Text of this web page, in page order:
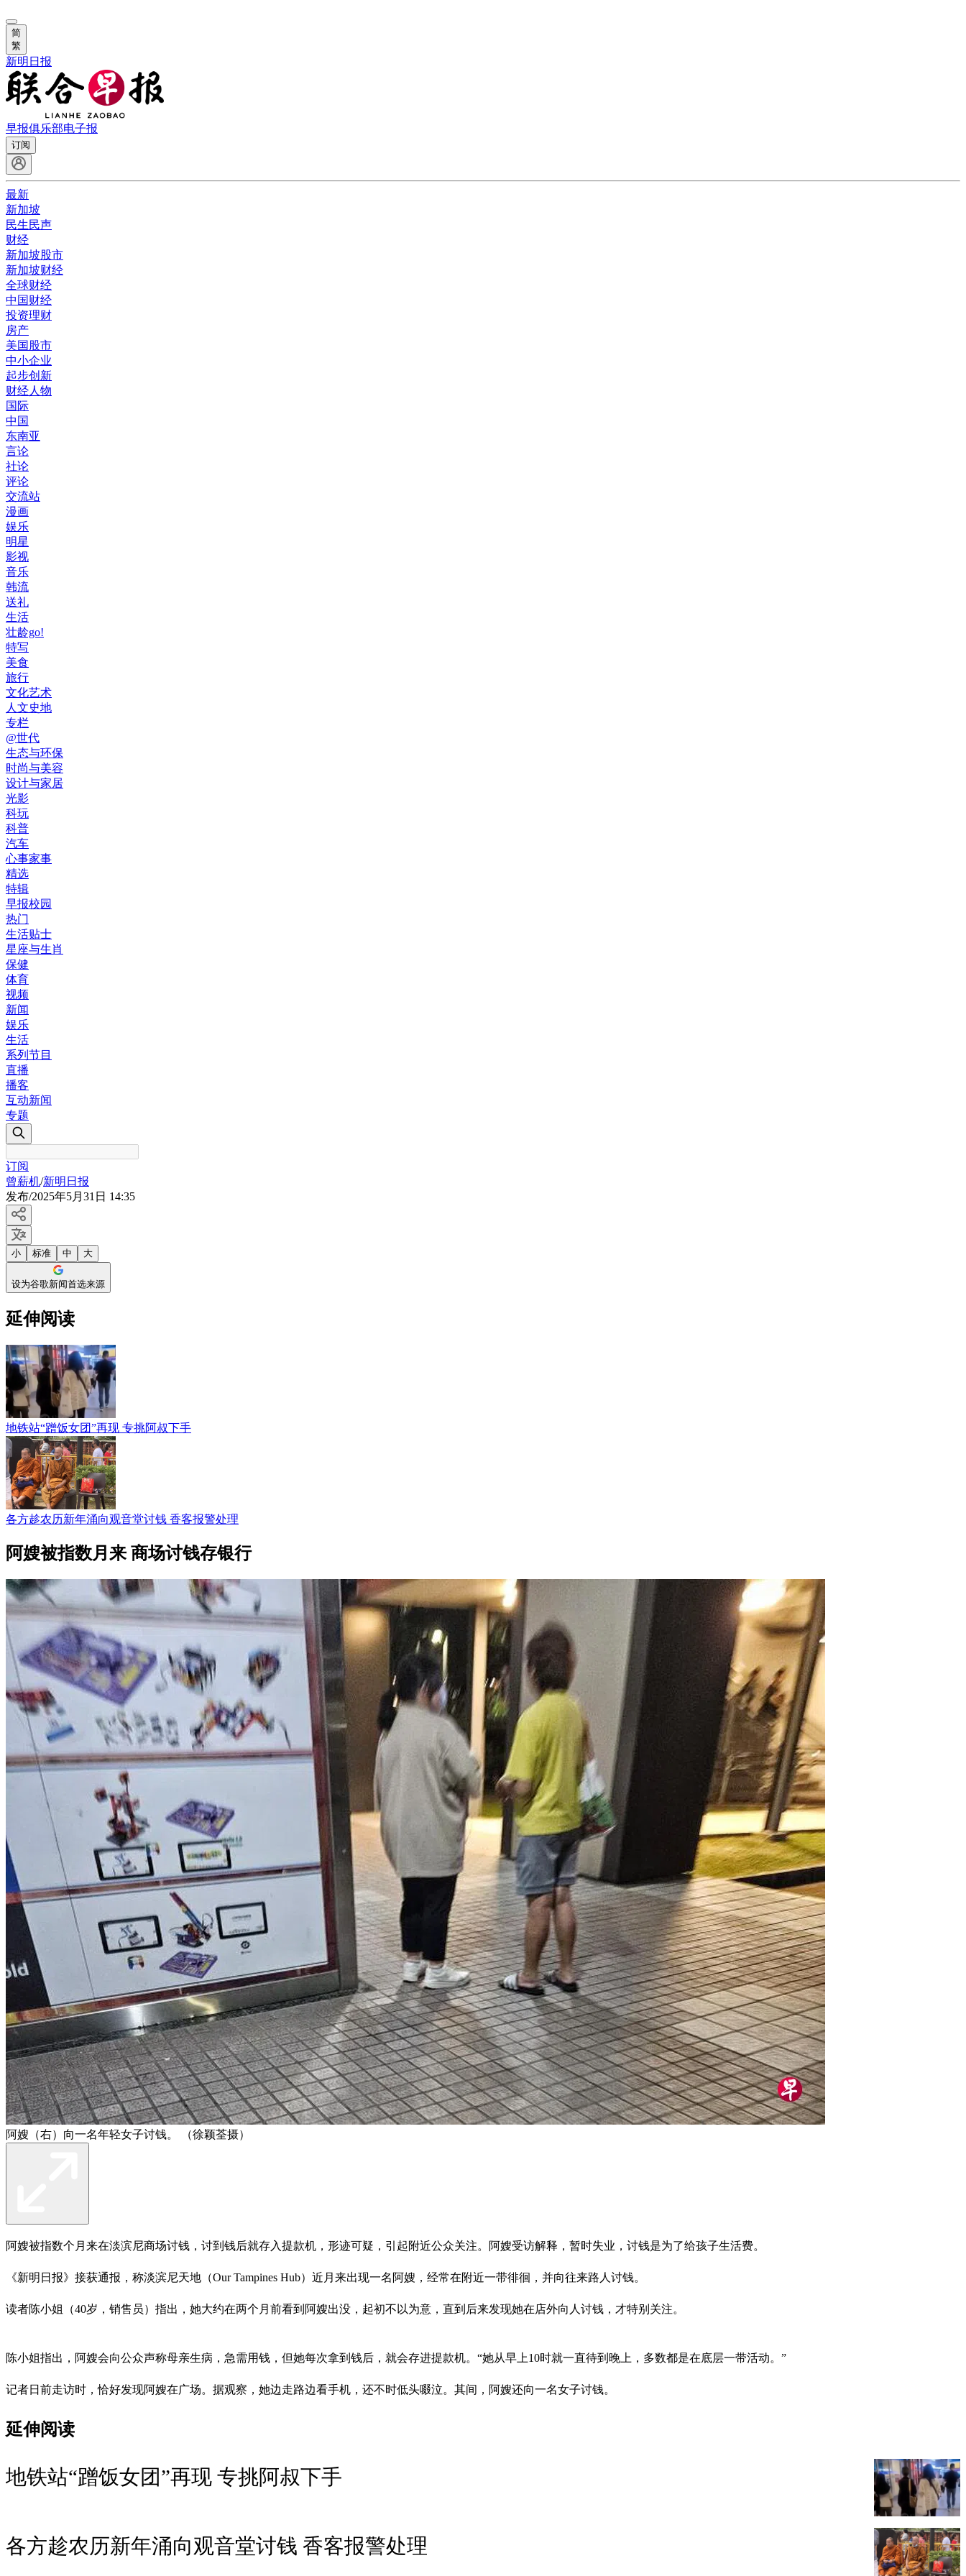
简
繁
新明日报
早报俱乐部电子报
订阅
最新
新加坡
民生民声
财经
新加坡股市
新加坡财经
全球财经
中国财经
投资理财
房产
美国股市
中小企业
起步创新
财经人物
国际
中国
东南亚
言论
社论
评论
交流站
漫画
娱乐
明星
影视
音乐
韩流
送礼
生活
壮龄go!
特写
美食
旅行
文化艺术
人文史地
专栏
@世代
生态与环保
时尚与美容
设计与家居
光影
科玩
科普
汽车
心事家事
精选
特辑
早报校园
热门
生活贴士
星座与生肖
保健
体育
视频
新闻
娱乐
生活
系列节目
直播
播客
互动新闻
专题
订阅
曾薪机/新明日报
发布/2025年5月31日 14:35
小 标准 中 大
设为谷歌新闻首选来源
延伸阅读
地铁站“蹭饭女团”再现 专挑阿叔下手
各方趁农历新年涌向观音堂讨钱 香客报警处理
阿嫂被指数月来 商场讨钱存银行
阿嫂（右）向一名年轻女子讨钱。 （徐颖荃摄）
阿嫂被指数个月来在淡滨尼商场讨钱，讨到钱后就存入提款机，形迹可疑，引起附近公众关注。阿嫂受访解释，暂时失业，讨钱是为了给孩子生活费。
《新明日报》接获通报，称淡滨尼天地（Our Tampines Hub）近月来出现一名阿嫂，经常在附近一带徘徊，并向往来路人讨钱。
读者陈小姐（40岁，销售员）指出，她大约在两个月前看到阿嫂出没，起初不以为意，直到后来发现她在店外向人讨钱，才特别关注。
陈小姐指出，阿嫂会向公众声称母亲生病，急需用钱，但她每次拿到钱后，就会存进提款机。“她从早上10时就一直待到晚上，多数都是在底层一带活动。”
记者日前走访时，恰好发现阿嫂在广场。据观察，她边走路边看手机，还不时低头啜泣。其间，阿嫂还向一名女子讨钱。
延伸阅读
地铁站“蹭饭女团”再现 专挑阿叔下手
各方趁农历新年涌向观音堂讨钱 香客报警处理